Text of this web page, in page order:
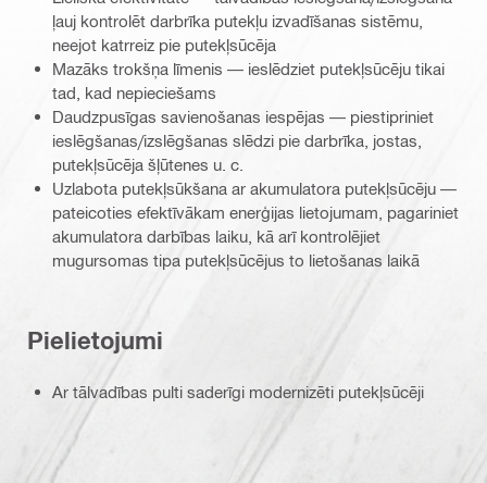
ļauj kontrolēt darbrīka putekļu izvadīšanas sistēmu,
neejot katrreiz pie putekļsūcēja
Mazāks trokšņa līmenis — ieslēdziet putekļsūcēju tikai
tad, kad nepieciešams
Daudzpusīgas savienošanas iespējas — piestipriniet
ieslēgšanas/izslēgšanas slēdzi pie darbrīka, jostas,
putekļsūcēja šļūtenes u. c.
Uzlabota putekļsūkšana ar akumulatora putekļsūcēju —
pateicoties efektīvākam enerģijas lietojumam, pagariniet
akumulatora darbības laiku, kā arī kontrolējiet
mugursomas tipa putekļsūcējus to lietošanas laikā
Pielietojumi
Ar tālvadības pulti saderīgi modernizēti putekļsūcēji